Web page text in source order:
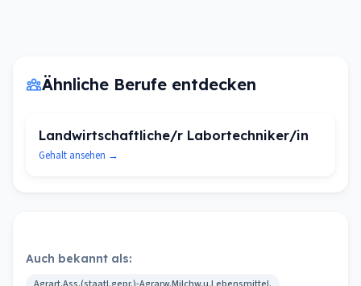
Ähnliche Berufe entdecken
Landwirtschaftliche/r Labortechniker/in
Gehalt ansehen →
Auch bekannt als: